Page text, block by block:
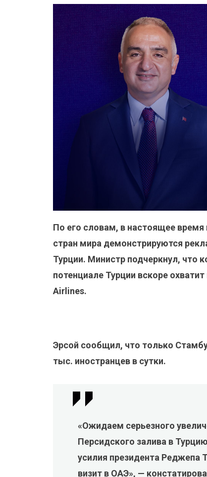
По его словам, в настоящее время
стран мира демонстрируются
Турции. Министр подчеркнул, что
потенциале Турции вскоре
Airlines.
Эрсой сообщил, что только
тыс. иностранцев в сутки.
«Ожидаем серьезного
Персидского залива в
усилия президента Реджепа
визит в ОАЭ», —